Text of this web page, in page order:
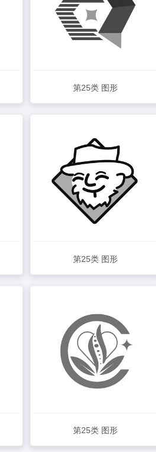
第25类 图形
第25类 图形
第25类 图形